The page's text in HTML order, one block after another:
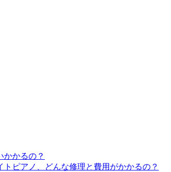
かかるの？
ピアノ、どんな修理と費用がかかるの？